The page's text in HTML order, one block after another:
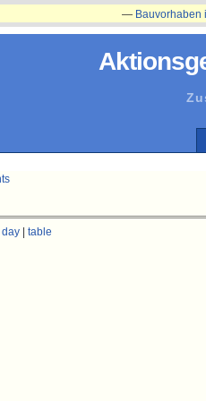
Bauvorhaben in
|day |table